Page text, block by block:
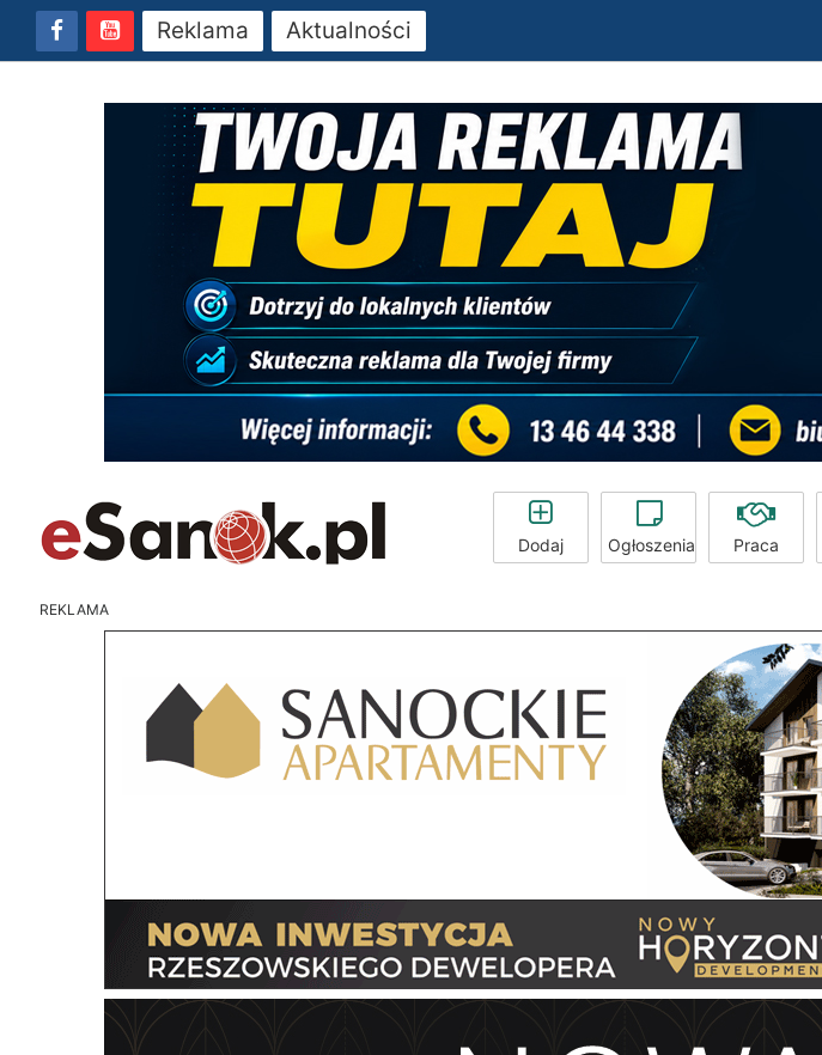
Reklama Aktualności
Dodaj Ogłoszenia Praca
REKLAMA